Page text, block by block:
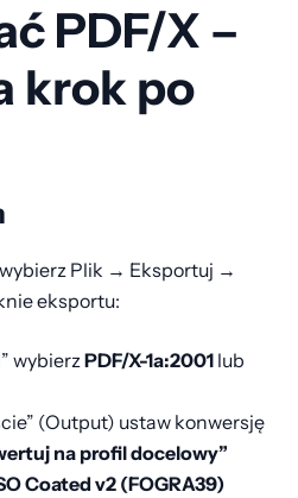
PDF/X –
krok po
Plik → Eksportuj →
eksportu:
wybierzPDF/X-1a:2001 lub
(Output) ustaw konwersję
na profil docelowy”
Coated v2 (FOGRA39)